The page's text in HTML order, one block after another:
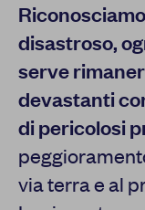
disastroso,
serve
devastanti
di pericolosi
via terra e al